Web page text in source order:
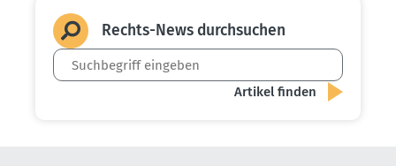
Rechts-News durch­suchen